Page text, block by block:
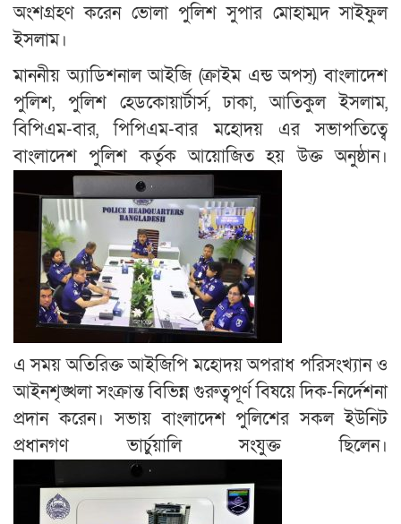
অংশগ্রহণ করেন ভোলা পুলিশ সুপার মোহাম্মদ সাইফুল
ইসলাম।
মাননীয় অ্যাডিশনাল আইজি (ক্রাইম এন্ড অপস্) বাংলাদেশ
পুলিশ, পুলিশ হেডকোয়ার্টার্স, ঢাকা, আতিকুল ইসলাম,
বিপিএম-বার, পিপিএম-বার মহোদয় এর সভাপতিত্বে
বাংলাদেশ পুলিশ কর্তৃক আয়োজিত হয় উক্ত অনুষ্ঠান।
এ সময় অতিরিক্ত আইজিপি মহোদয় অপরাধ পরিসংখ্যান ও
আইনশৃঙ্খলা সংক্রান্ত বিভিন্ন গুরুত্বপূর্ণ বিষয়ে দিক-নির্দেশনা
প্রদান করেন। সভায় বাংলাদেশ পুলিশের সকল ইউনিট
প্রধানগণ ভার্চুয়ালি সংযুক্ত ছিলেন।